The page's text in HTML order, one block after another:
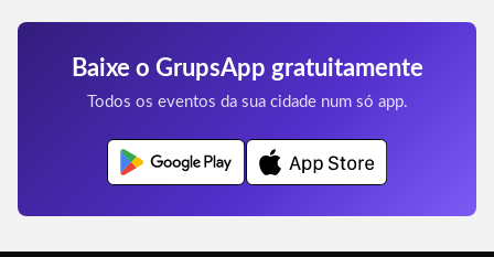
Baixe o GrupsApp gratuitamente
Todos os eventos da sua cidade num só app.